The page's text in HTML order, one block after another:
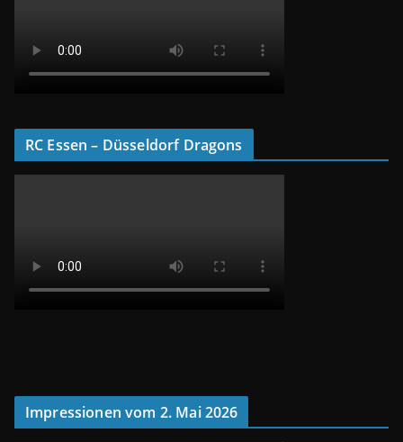
RC Essen – Düsseldorf Dragons
Impressionen vom 2. Mai 2026